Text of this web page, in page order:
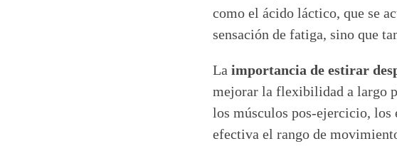
como el ácido láctico, que se
sensación de fatiga, sino que
La importancia de estirar
mejorar la flexibilidad a largo
los músculos pos-ejercicio, los
efectiva el rango de